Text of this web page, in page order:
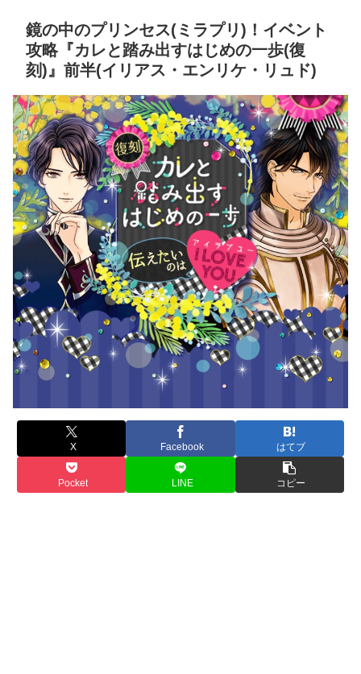
鏡の中のプリンセス(ミラプリ)！イベント
攻略『カレと踏み出すはじめの一歩(復
刻)』前半(イリアス・エンリケ・リュド)
X Facebook はてブ
Pocket LINE コピー